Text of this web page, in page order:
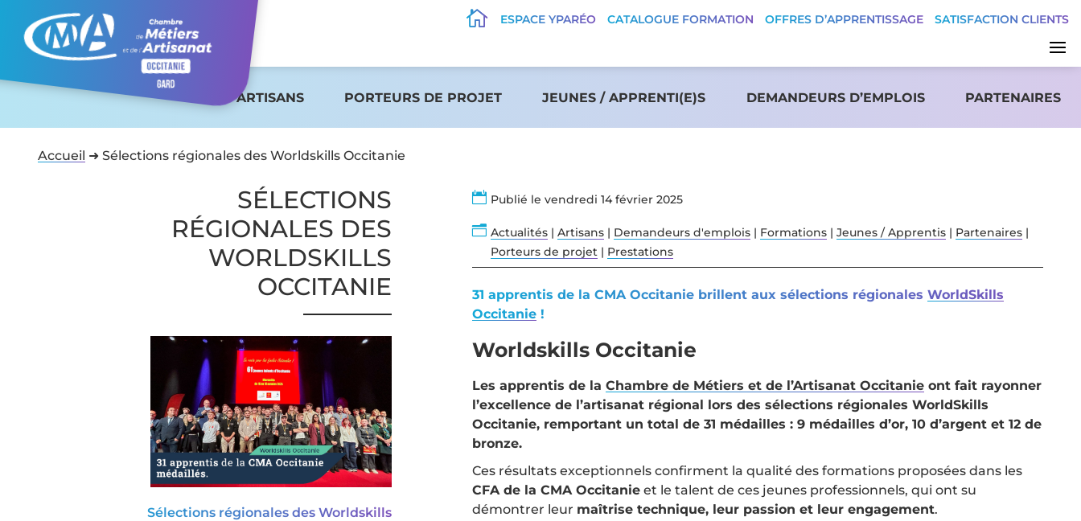
 ESPACE YPARÉO CATALOGUE FORMATION OFFRES D’APPRENTISSAGE SATISFACTION CLIENTS
ARTISANS PORTEURS DE PROJET JEUNES / APPRENTI(E)S DEMANDEURS D’EMPLOIS PARTENAIRES
Accueil ➜ Sélections régionales des Worldskills Occitanie
SÉLECTIONS
RÉGIONALES DES
WORLDSKILLS
OCCITANIE
Sélections régionales des Worldskills
 Publié le vendredi 14 février 2025
n Actualités | Artisans | Demandeurs d'emplois | Formations | Jeunes / Apprentis | Partenaires |
Porteurs de projet | Prestations
31 apprentis de la CMA Occitanie brillent aux sélections régionales WorldSkills
Occitanie !
Worldskills Occitanie
Les apprentis de la Chambre de Métiers et de l’Artisanat Occitanie ont fait rayonner
l’excellence de l’artisanat régional lors des sélections régionales WorldSkills
Occitanie, remportant un total de 31 médailles : 9 médailles d’or, 10 d’argent et 12 de
bronze.
Ces résultats exceptionnels confirment la qualité des formations proposées dans les
CFA de la CMA Occitanie et le talent de ces jeunes professionnels, qui ont su
démontrer leur maîtrise technique, leur passion et leur engagement.